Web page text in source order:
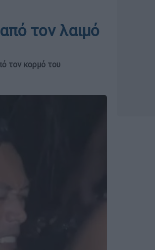
τον λαιμό
τον κορμό του